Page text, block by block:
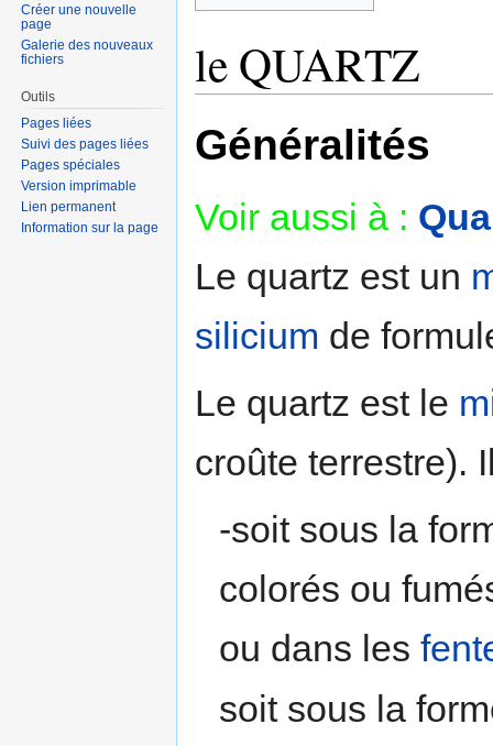
le QUARTZ
Généralités
Voir aussi à :
Le quartz est un
silicium de
Le quartz est le
croûte terrestre).
-soit sous la
colorés ou
ou dans les
soit sous la
Créer une nouvelle
page
Galerie des nouveaux
fichiers
Outils
Pages liées
Suivi des pages liées
Pages spéciales
Version imprimable
Lien permanent
Information sur la page